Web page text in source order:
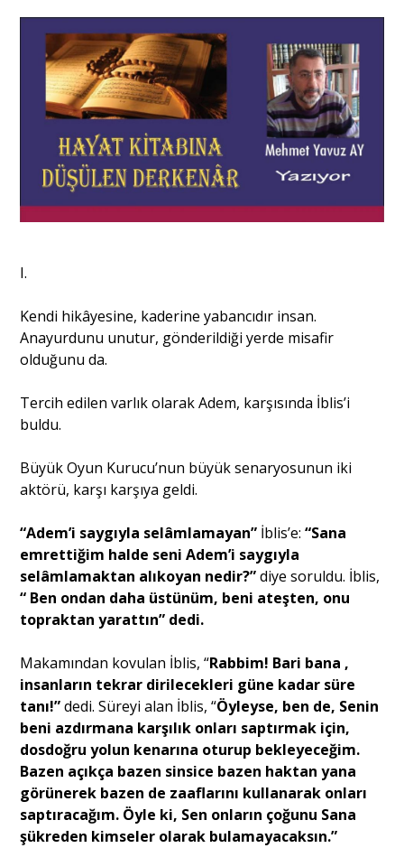
Kültür - Sanat
Ekonomi
Dünya
Yazı Dizisi
Portre
Yazarlar
Eğitim
Dosya Haber
Ankara Analiz
Sağlık
I.
Kendi hikâyesine, kaderine yabancıdır insan.
Anayurdunu unutur, gönderildiği yerde misafir
olduğunu da.
Tercih edilen varlık olarak Adem, karşısında İblis’i
buldu.
Büyük Oyun Kurucu’nun büyük senaryosunun iki
aktörü, karşı karşıya geldi.
“Adem’i saygıyla selâmlamayan” İblis’e:“Sana
emrettiğim halde seni Adem’i saygıyla
selâmlamaktan alıkoyan nedir?”diye soruldu. İblis,
“ Ben ondan daha üstünüm, beni ateşten, onu
topraktan yarattın” dedi.
Makamından kovulan İblis, “Rabbim! Bari bana ,
insanların tekrar dirilecekleri güne kadar süre
tanı!”dedi. Süreyi alan İblis, “Öyleyse, ben de, Senin
beni azdırmana karşılık onları saptırmak için,
dosdoğru yolun kenarına oturup bekleyeceğim.
Bazen açıkça bazen sinsice bazen haktan yana
görünerek bazen de zaaflarını kullanarak onları
saptıracağım. Öyle ki, Sen onların çoğunu Sana
şükreden kimseler olarak bulamayacaksın.”